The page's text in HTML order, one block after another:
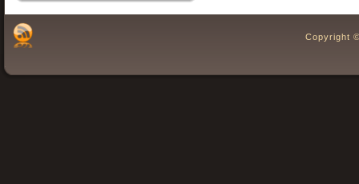
Copyright